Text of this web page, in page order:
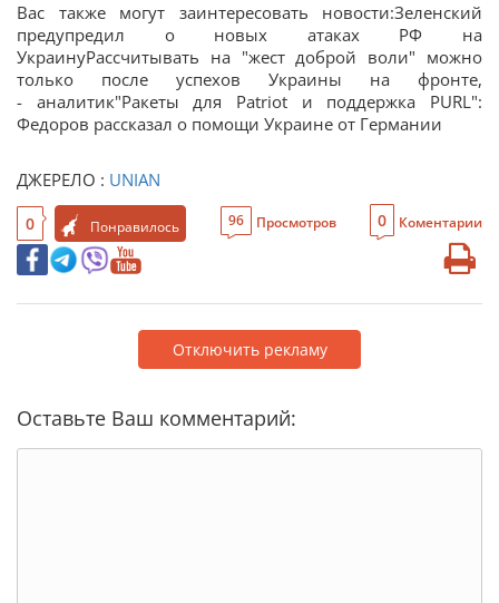
Вас также могут заинтересовать новости:Зеленский
предупредил о новых атаках РФ на
УкраинуРассчитывать на "жест доброй воли" можно
только после успехов Украины на фронте,
- аналитик"Ракеты для Patriot и поддержка PURL":
Федоров рассказал о помощи Украине от Германии
ДЖЕРЕЛО : UNIAN
0 Понравилось 96 Просмотров 0 Коментарии
Отключить рекламу
Оставьте Ваш комментарий: